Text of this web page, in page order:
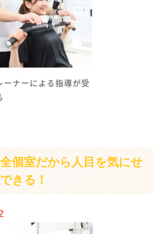
個室だから人目を気にせ
きる！